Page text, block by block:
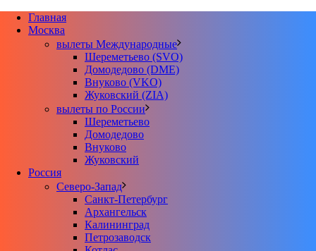
Главная
Москва
вылеты Международные
Шереметьево (SVO)
Домодедово (DME)
Внуково (VKO)
Жуковский (ZIA)
вылеты по России
Шереметьево
Домодедово
Внуково
Жуковский
Россия
Северо-Запад
Санкт-Петербург
Архангельск
Калининград
Петрозаводск